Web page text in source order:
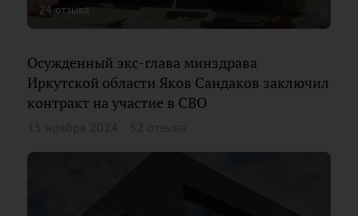
24 отзыва
Осужденный экс-глава минздрава
Иркутской области Яков Сандаков заключил
контракт на участие в СВО